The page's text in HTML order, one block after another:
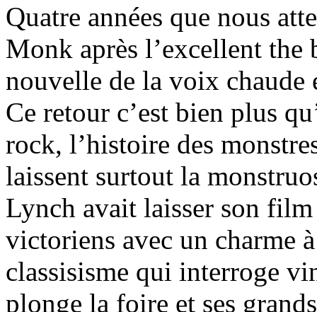
Quatre années que nous
Monk après l’excellent the
nouvelle de la voix chaude
Ce retour c’est bien plus
rock, l’histoire des
laissent surtout la
Lynch avait laisser son
victoriens avec un charme
classisisme qui interroge
plonge la foire et ses